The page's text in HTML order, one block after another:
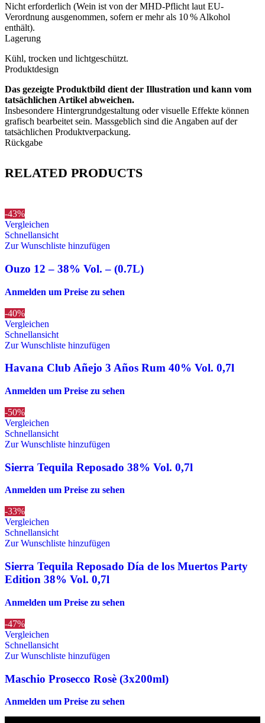
Nicht erforderlich (Wein ist von der MHD-Pflicht laut EU-
Verordnung ausgenommen, sofern er mehr als 10 % Alkohol
enthält).
Lagerung
Kühl, trocken und lichtgeschützt.
Produktdesign
Das gezeigte Produktbild dient der Illustration und kann vom
tatsächlichen Artikel abweichen.
Insbesondere Hintergrundgestaltung oder visuelle Effekte können
grafisch bearbeitet sein. Massgeblich sind die Angaben auf der
tatsächlichen Produktverpackung.
Rückgabe
RELATED PRODUCTS
-43%
Vergleichen
Schnellansicht
Zur Wunschliste hinzufügen
Ouzo 12 – 38% Vol. – (0.7L)
Anmelden um Preise zu sehen
-40%
Vergleichen
Schnellansicht
Zur Wunschliste hinzufügen
Havana Club Añejo 3 Años Rum 40% Vol. 0,7l
Anmelden um Preise zu sehen
-50%
Vergleichen
Schnellansicht
Zur Wunschliste hinzufügen
Sierra Tequila Reposado 38% Vol. 0,7l
Anmelden um Preise zu sehen
-33%
Vergleichen
Schnellansicht
Zur Wunschliste hinzufügen
Sierra Tequila Reposado Día de los Muertos Party
Edition 38% Vol. 0,7l
Anmelden um Preise zu sehen
-47%
Vergleichen
Schnellansicht
Zur Wunschliste hinzufügen
Maschio Prosecco Rosè (3x200ml)
Anmelden um Preise zu sehen